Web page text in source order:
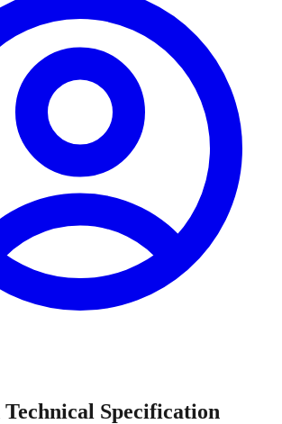
Specification